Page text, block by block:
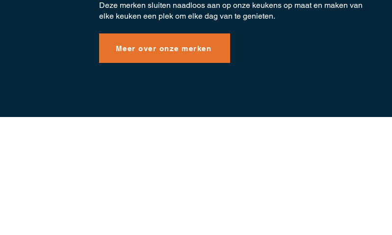
Deze merken sluiten naadloos aan op onze keukens op maat en maken van
elke keuken een plek om elke dag van te genieten.
Meer over onze merken